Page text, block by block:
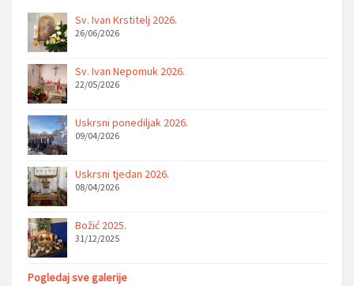
Sv. Ivan Krstitelj 2026.
26/06/2026
Sv. Ivan Nepomuk 2026.
22/05/2026
Uskrsni ponediljak 2026.
09/04/2026
Uskrsni tjedan 2026.
08/04/2026
Božić 2025.
31/12/2025
Pogledaj sve galerije